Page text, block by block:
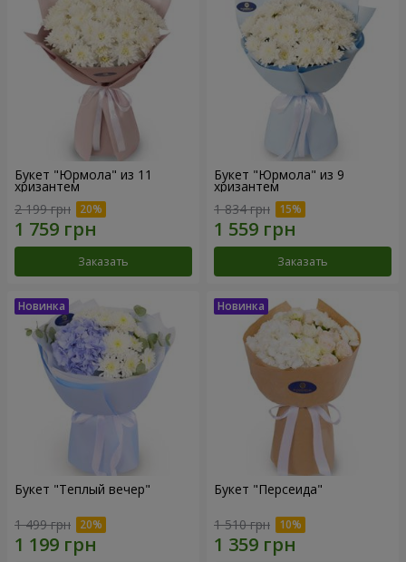
Букет "Юрмола" из 11
хризантем
2 199 грн
Заказать
Букет "Юрмола" из 9
хризантем
1 834 грн
Заказать
Букет "Теплый вечер"
1 499 грн
Букет "Персеида"
1 510 грн